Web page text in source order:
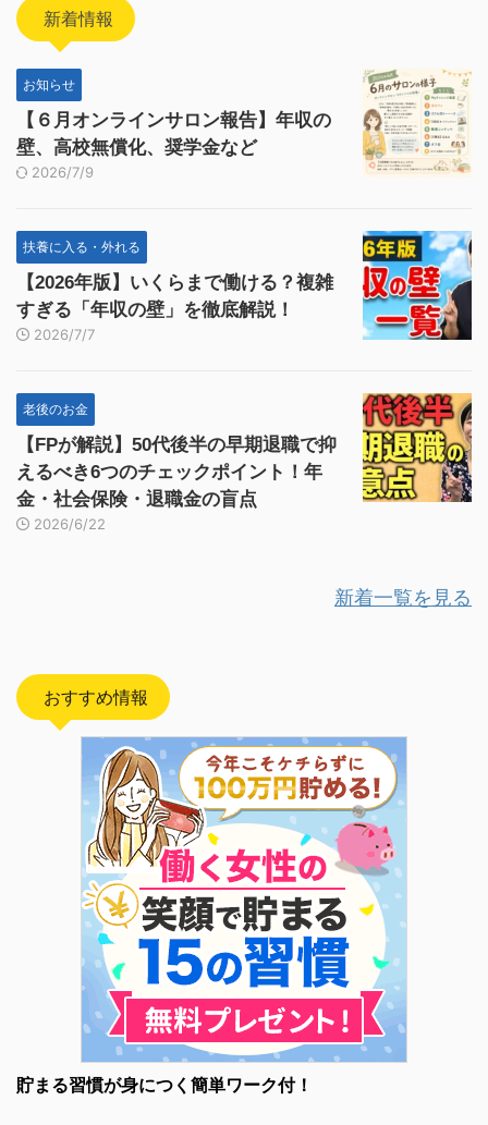
新着情報
お知らせ
【６月オンラインサロン報告】年収の
壁、高校無償化、奨学金など
2026/7/9
扶養に入る・外れる
【2026年版】いくらまで働ける？複雑
すぎる「年収の壁」を徹底解説！
2026/7/7
老後のお金
【FPが解説】50代後半の早期退職で抑
えるべき6つのチェックポイント！年
金・社会保険・退職金の盲点
2026/6/22
新着一覧を見る
おすすめ情報
貯まる習慣が身につく簡単ワーク付！